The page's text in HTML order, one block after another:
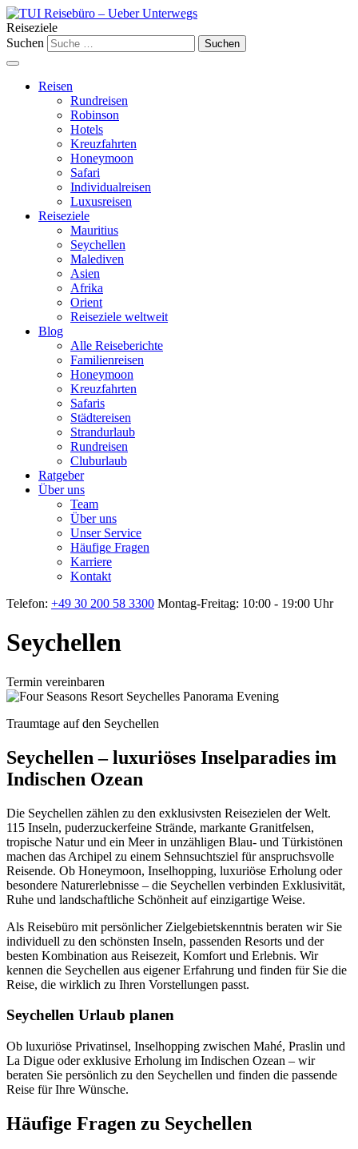
Reiseziele
Suchen
Reisen
Rundreisen
Robinson
Hotels
Kreuzfahrten
Honeymoon
Safari
Individualreisen
Luxusreisen
Reiseziele
Mauritius
Seychellen
Malediven
Asien
Afrika
Orient
Reiseziele weltweit
Blog
Alle Reiseberichte
Familienreisen
Honeymoon
Kreuzfahrten
Safaris
Städtereisen
Strandurlaub
Rundreisen
Cluburlaub
Ratgeber
Über uns
Team
Über uns
Unser Service
Häufige Fragen
Karriere
Kontakt
Telefon: +49 30 200 58 3300 Montag-Freitag: 10:00 - 19:00 Uhr
Seychellen
Termin vereinbaren
Traumtage auf den Seychellen
Seychellen – luxuriöses Inselparadies im
Indischen Ozean
Die Seychellen zählen zu den exklusivsten Reisezielen der Welt.
115 Inseln, puderzuckerfeine Strände, markante Granitfelsen,
tropische Natur und ein Meer in unzähligen Blau- und Türkistönen
machen das Archipel zu einem Sehnsuchtsziel für anspruchsvolle
Reisende. Ob Honeymoon, Inselhopping, luxuriöse Erholung oder
besondere Naturerlebnisse – die Seychellen verbinden Exklusivität,
Ruhe und landschaftliche Schönheit auf einzigartige Weise.
Als Reisebüro mit persönlicher Zielgebietskenntnis beraten wir Sie
individuell zu den schönsten Inseln, passenden Resorts und der
besten Kombination aus Reisezeit, Komfort und Erlebnis. Wir
kennen die Seychellen aus eigener Erfahrung und finden für Sie die
Reise, die wirklich zu Ihren Vorstellungen passt.
Seychellen Urlaub planen
Ob luxuriöse Privatinsel, Inselhopping zwischen Mahé, Praslin und
La Digue oder exklusive Erholung im Indischen Ozean – wir
beraten Sie persönlich zu den Seychellen und finden die passende
Reise für Ihre Wünsche.
Häufige Fragen zu Seychellen